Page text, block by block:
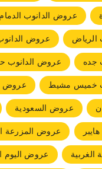
عروض الدانوب الدمام
الرياض
عروض
جده
عروض الدانوب
خميس مشيط
عروض
عروض السعودية
عروض المزرعة
عروض اليوم